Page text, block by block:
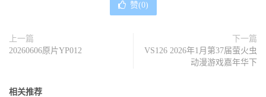
赞(0)
上一篇
20260606原片YP012
下一篇
VS126 2026年1月第37届萤火虫
动漫游戏嘉年华下
相关推荐